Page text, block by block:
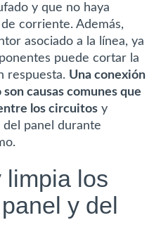
y que no haya
corriente. Además,
asociado a la línea, ya
puede cortar la
respuesta. Una conexión
causas comunes que
los circuitos y
panel durante
limpia los
y del